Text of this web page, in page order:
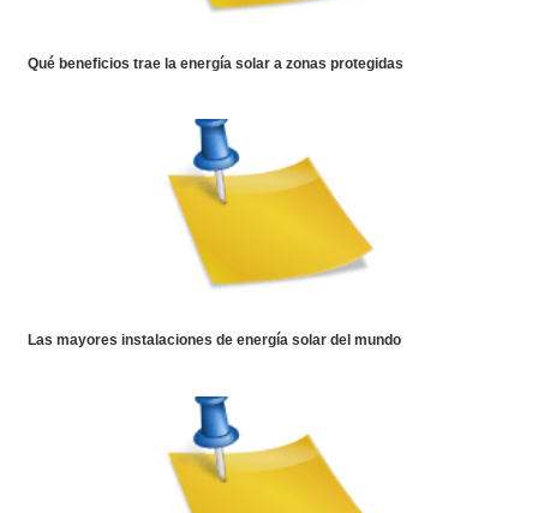
Qué beneficios trae la energía solar a zonas protegidas
Las mayores instalaciones de energía solar del mundo